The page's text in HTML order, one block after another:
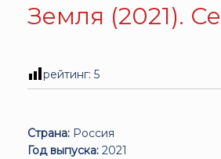
Земля (2021).
рейтинг: 5
Страна: Россия
Год выпуска: 2021